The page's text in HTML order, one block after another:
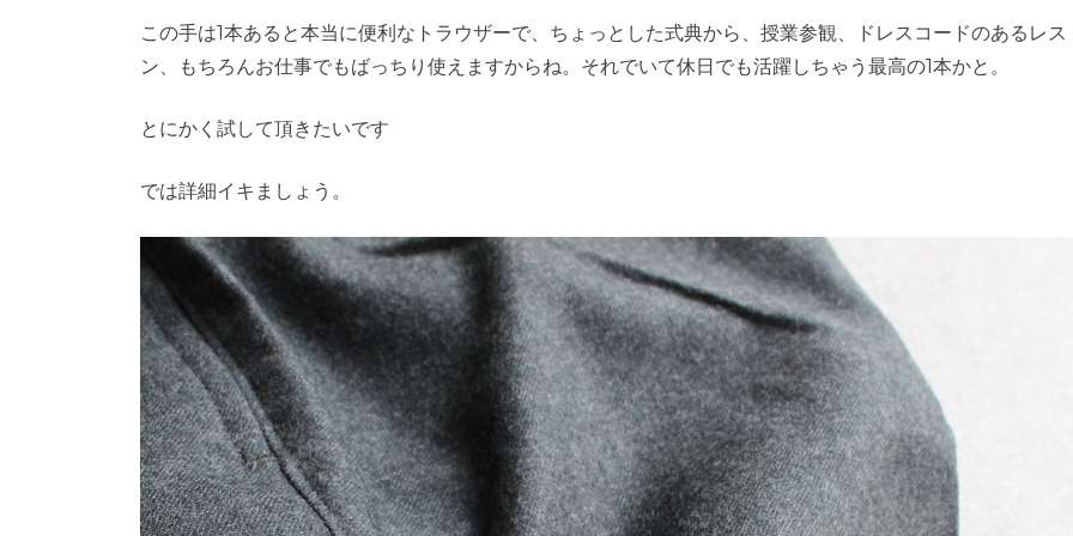
この手は1本あると本当に便利なトラウザーで、ちょっとした式典から、授業参観、ドレスコードのあるレス
ン、もちろんお仕事でもばっちり使えますからね。それでいて休日でも活躍しちゃう最高の1本かと。
とにかく試して頂きたいです
では詳細イキましょう。